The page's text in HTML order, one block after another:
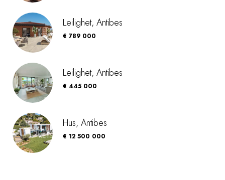
Leilighet, Antibes
€ 789 000
Leilighet, Antibes
€ 445 000
Hus, Antibes
€ 12 500 000